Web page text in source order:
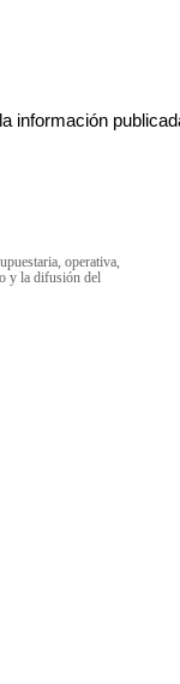
información
operativa,
y la difusión del